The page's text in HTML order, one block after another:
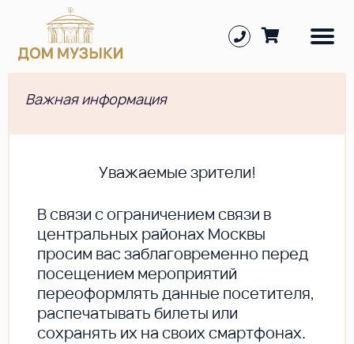
Важная информация
Уважаемые зрители!
В cвязи с ограничением связи в
центральных районах Москвы
просим вас заблаговременно перед
посещением мероприятий
переоформлять данные посетителя,
распечатывать билеты или
сохранять их на своих смартфонах.